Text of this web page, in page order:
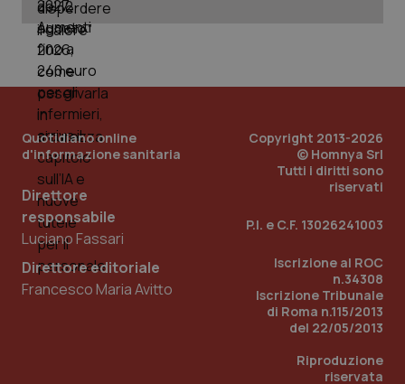
Quotidiano online
d'informazione sanitaria
Direttore
responsabile
Luciano Fassari
Direttore editoriale
Francesco Maria Avitto
Copyright 2013-2026
© Homnya Srl
Tutti i diritti sono
riservati
P.I. e C.F. 13026241003
Iscrizione al ROC
n.34308
Iscrizione Tribunale
di Roma n.115/2013
del 22/05/2013
Riproduzione
riservata
_ga_KM60CM4NPH
Scadenza